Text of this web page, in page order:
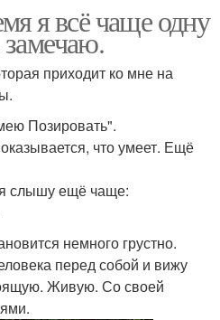
я всё чаще одну
приходит ко мне на
Позировать".
что умеет. Ещё
слышу ещё чаще:
немного грустно.
перед собой и вижу
Живую. Со своей